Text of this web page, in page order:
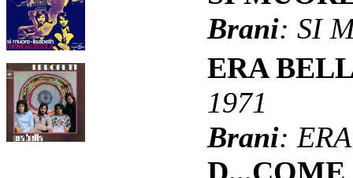
Brani: SI
ERA
1971
Brani: